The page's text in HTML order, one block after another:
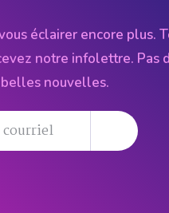
éclairer encore plus.
notre infolettre. Pas
belles nouvelles.